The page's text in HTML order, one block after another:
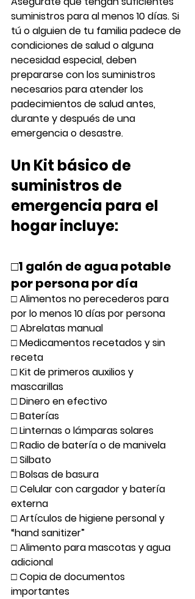
suministros para al menos 10 días. Si
tú o alguien de tu familia padece de
condiciones de salud o alguna
necesidad especial, deben
prepararse con los suministros
necesarios para atender los
padecimientos de salud antes,
durante y después de una
emergencia o desastre.
Un Kit básico de
suministros de
emergencia para el
hogar incluye:
□1 galón de agua potable
por persona por día
□ Alimentos no perecederos para
por lo menos 10 días por persona
□ Abrelatas manual
□ Medicamentos recetados y sin
receta
□ Kit de primeros auxilios y
mascarillas
□ Dinero en efectivo
□ Baterías
□ Linternas o lámparas solares
□ Radio de batería o de manivela
□ Silbato
□ Bolsas de basura
□ Celular con cargador y batería
externa
□ Artículos de higiene personal y
“hand sanitizer”
□ Alimento para mascotas y agua
adicional
□ Copia de documentos
importantes